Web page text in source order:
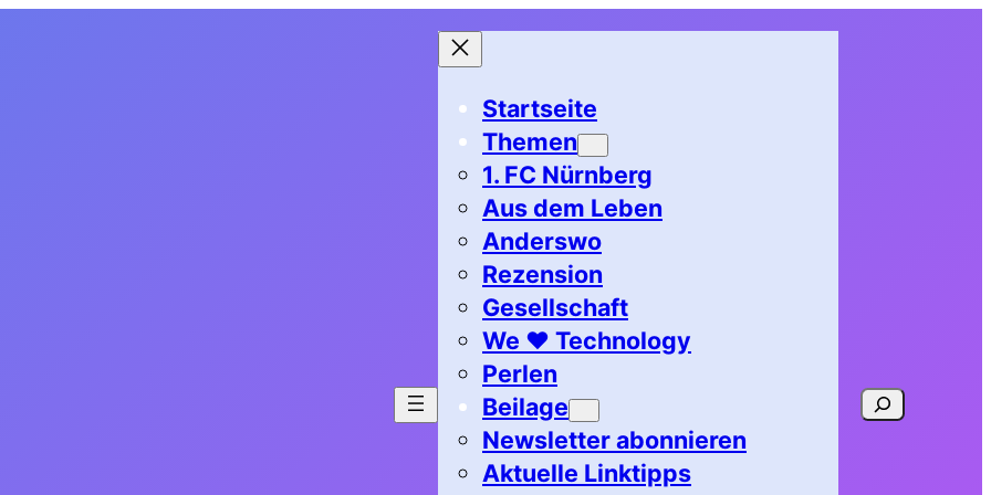
Startseite
Themen
1. FC Nürnberg
Aus dem Leben
Anderswo
Rezension
Gesellschaft
We ♥ Technology
Perlen
Beilage
Newsletter abonnieren
Aktuelle Linktipps
Suchen